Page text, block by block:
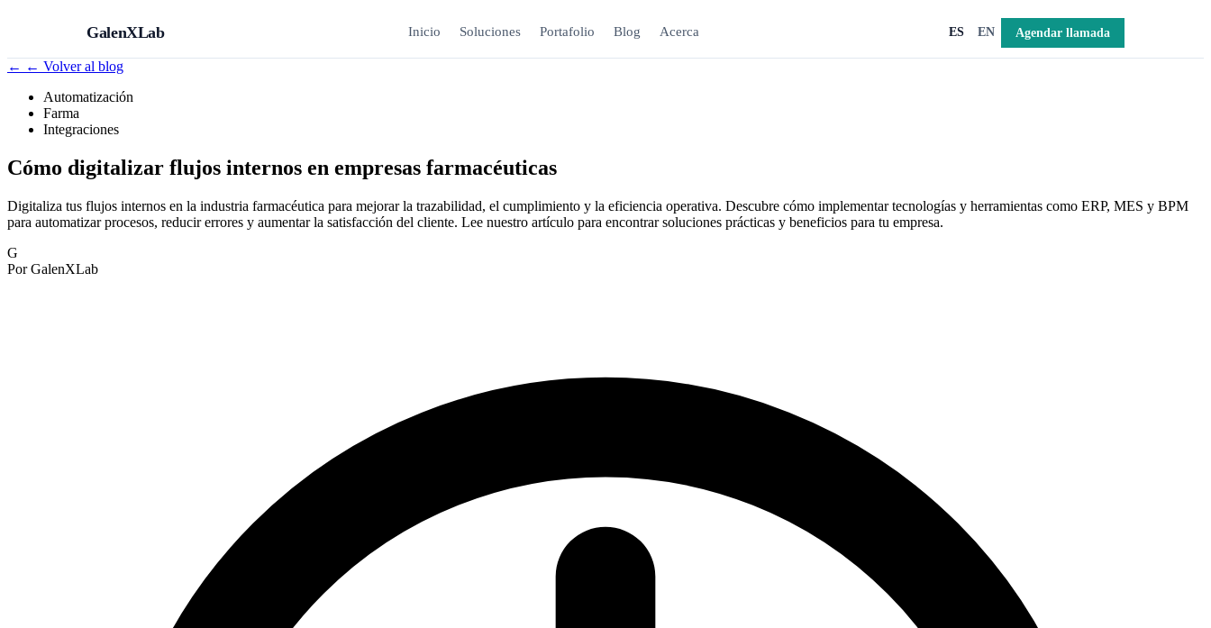
GalenXLab Inicio Soluciones Portafolio Blog Acerca ES EN Agendar llamada
← ← Volver al blog
Automatización
Farma
Integraciones
Cómo digitalizar flujos internos en empresas farmacéuticas
Digitaliza tus flujos internos en la industria farmacéutica para mejorar la trazabilidad, el cumplimiento y la eficiencia operativa. Descubre cómo implementar tecnologías y herramientas como ERP, MES y BPM
para automatizar procesos, reducir errores y aumentar la satisfacción del cliente. Lee nuestro artículo para encontrar soluciones prácticas y beneficios para tu empresa.
G
Por GalenXLab